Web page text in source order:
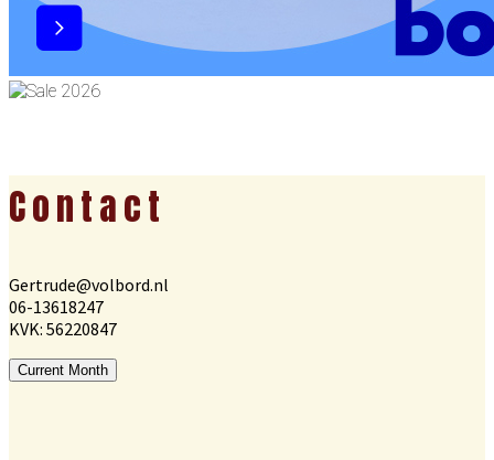
Footer
Contact
Gertrude@volbord.nl
06-13618247
KVK: 56220847
Current Month